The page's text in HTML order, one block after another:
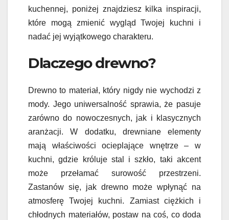
kuchennej, poniżej znajdziesz kilka inspiracji,
które mogą zmienić wygląd Twojej kuchni i
nadać jej wyjątkowego charakteru.
Dlaczego drewno?
Drewno to materiał, który nigdy nie wychodzi z
mody. Jego uniwersalność sprawia, że pasuje
zarówno do nowoczesnych, jak i klasycznych
aranżacji. W dodatku, drewniane elementy
mają właściwości ocieplające wnętrze – w
kuchni, gdzie króluje stal i szkło, taki akcent
może przełamać surowość przestrzeni.
Zastanów się, jak drewno może wpłynąć na
atmosferę Twojej kuchni. Zamiast ciężkich i
chłodnych materiałów, postaw na coś, co doda